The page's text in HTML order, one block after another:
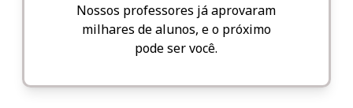
Nossos professores já aprovaram
milhares de alunos, e o próximo
pode ser você.